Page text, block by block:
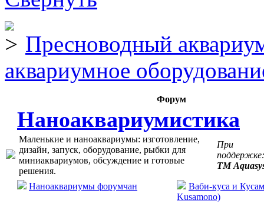
Пресноводный
аквариумное
Форум
Наноаквариумистика
Маленькие и наноаквариумы: изготовление,
дизайн, запуск, оборудование, рыбки для
миниаквариумов, обсуждение и готовые
решения.
При
поддержке:
ТМ
Наноаквариумы форумчан
Ваби-куса и
Kusamono)